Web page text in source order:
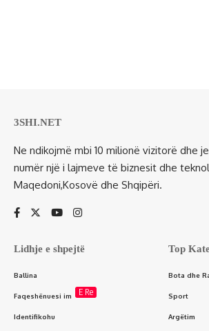
3SHI.NET
Ne ndikojmë mbi 10 milionë vizitorë dhe
numër një i lajmeve të biznesit dhe
Maqedoni,Kosovë dhe Shqipëri.
Lidhje e shpejtë
Ballina
Faqeshënuesi im E Re
Identifikohu
Top
Bota dhe
Sport
Argëtim